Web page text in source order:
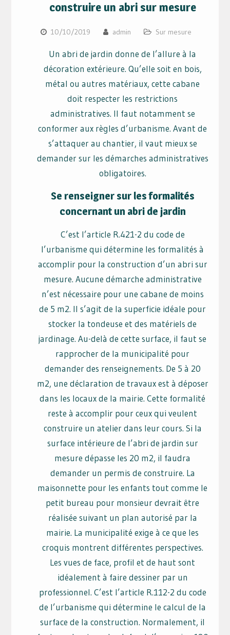
construire un abri sur mesure
10/10/2019 admin Sur mesure
Un abri de jardin donne de l’allure à la
décoration extérieure. Qu’elle soit en bois,
métal ou autres matériaux, cette cabane
doit respecter les restrictions
administratives. Il faut notamment se
conformer aux règles d’urbanisme. Avant de
s’attaquer au chantier, il vaut mieux se
demander sur les démarches administratives
obligatoires.
Se renseigner sur les formalités
concernant un abri de jardin
C’est l’article R.421-2 du code de
l’urbanisme qui détermine les formalités à
accomplir pour la construction d’un abri sur
mesure. Aucune démarche administrative
n’est nécessaire pour une cabane de moins
de 5 m2. Il s’agit de la superficie idéale pour
stocker la tondeuse et des matériels de
jardinage. Au-delà de cette surface, il faut se
rapprocher de la municipalité pour
demander des renseignements. De 5 à 20
m2, une déclaration de travaux est à déposer
dans les locaux de la mairie. Cette formalité
reste à accomplir pour ceux qui veulent
construire un atelier dans leur cours. Si la
surface intérieure de l’abri de jardin sur
mesure dépasse les 20 m2, il faudra
demander un permis de construire. La
maisonnette pour les enfants tout comme le
petit bureau pour monsieur devrait être
réalisée suivant un plan autorisé par la
mairie. La municipalité exige à ce que les
croquis montrent différentes perspectives.
Les vues de face, profil et de haut sont
idéalement à faire dessiner par un
professionnel. C’est l’article R.112-2 du code
de l’urbanisme qui détermine le calcul de la
surface de la construction. Normalement, il